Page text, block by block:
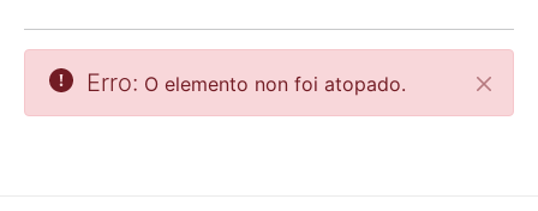
Erro: O elemento non foi atopado.